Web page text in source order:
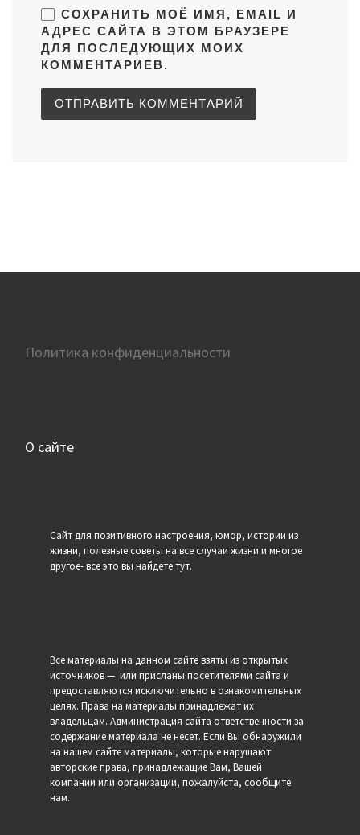
СОХРАНИТЬ МОЁ ИМЯ, EMAIL И
АДРЕС САЙТА В ЭТОМ БРАУЗЕРЕ
ДЛЯ ПОСЛЕДУЮЩИХ МОИХ
КОММЕНТАРИЕВ.
Политика конфиденциальности
О сайте
Сайт для позитивного настроения, юмор, истории из
жизни, полезные советы на все случаи жизни и многое
другое- все это вы найдете тут.
Все материалы на данном сайте взяты из открытых
источников — или присланы посетителями сайта и
предоставляются исключительно в ознакомительных
целях. Права на материалы принадлежат их
владельцам. Администрация сайта ответственности за
содержание материала не несет. Если Вы обнаружили
на нашем сайте материалы, которые нарушают
авторские права, принадлежащие Вам, Вашей
компании или организации, пожалуйста, сообщите
нам.